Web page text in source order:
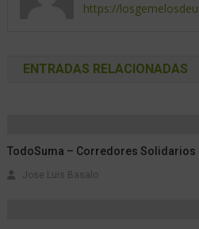
https://
ENTRADAS RELACIONADAS
TodoSuma – Corredores Solidarios
Jose Luis Basalo